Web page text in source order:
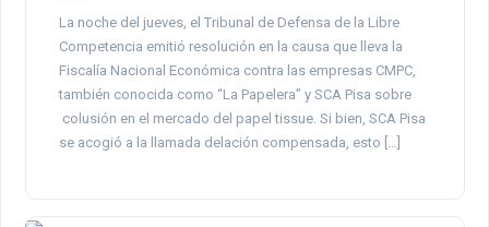
La noche del jueves, el Tribunal de Defensa de la Libre
Competencia emitió resolución en la causa que lleva la
Fiscalía Nacional Económica contra las empresas CMPC,
también conocida como “La Papelera” y SCA Pisa sobre
colusión en el mercado del papel tissue. Si bien, SCA Pisa
se acogió a la llamada delación compensada, esto […]